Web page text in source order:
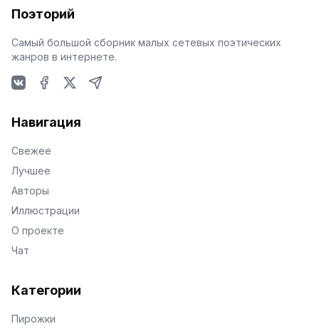
Поэторий
Самый большой сборник малых сетевых поэтических
жанров в интернете.
Навигация
Свежее
Лучшее
Авторы
Иллюстрации
О проекте
Чат
Категории
Пирожки